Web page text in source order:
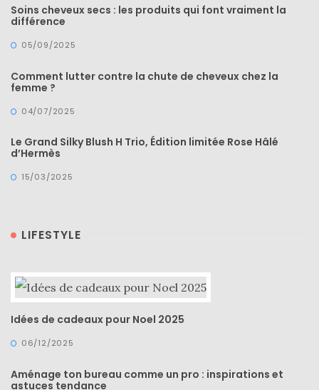
Soins cheveux secs : les produits qui font vraiment la
différence
05/09/2025
Comment lutter contre la chute de cheveux chez la
femme ?
04/07/2025
Le Grand Silky Blush H Trio, Édition limitée Rose Hâlé
d’Hermès
15/03/2025
LIFESTYLE
Idées de cadeaux pour Noel 2025
06/12/2025
Aménage ton bureau comme un pro : inspirations et
astuces tendance